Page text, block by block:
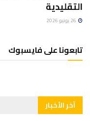
التقليدية
تابعونا على فايسبوك
آخر الأخبار